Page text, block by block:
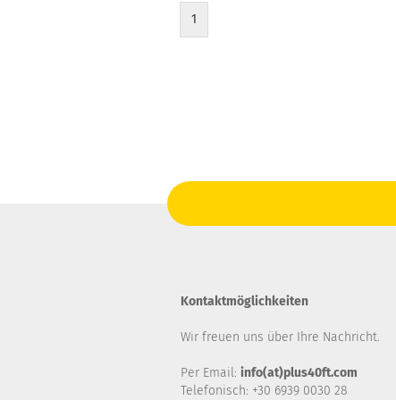
1
Kontaktmöglichkeiten
Wir freuen uns über Ihre Nachricht.
Per Email: info(at)plus40ft.com
Telefonisch: +30 6939 0030 28